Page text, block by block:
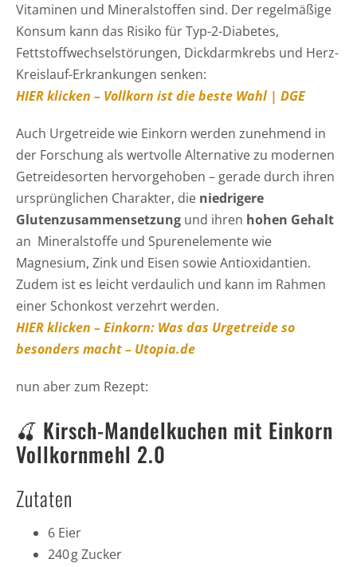
Vitaminen und Mineralstoffen sind. Der regelmäßige
Konsum kann das Risiko für Typ-2-Diabetes,
Fettstoffwechselstörungen, Dickdarmkrebs und Herz-
Kreislauf-Erkrankungen senken:
HIER klicken – Vollkorn ist die beste Wahl | DGE
Auch Urgetreide wie Einkorn werden zunehmend in
der Forschung als wertvolle Alternative zu modernen
Getreidesorten hervorgehoben – gerade durch ihren
ursprünglichen Charakter, die niedrigere
Glutenzusammensetzungund ihren hohen Gehalt
an Mineralstoffe und Spurenelemente wie
Magnesium, Zink und Eisen sowie Antioxidantien.
Zudem ist es leicht verdaulich und kann im Rahmen
einer Schonkost verzehrt werden.
HIER klicken – Einkorn: Was das Urgetreide so
besonders macht – Utopia.de
nun aber zum Rezept:
🍒 Kirsch-Mandelkuchen mit Einkorn
Vollkornmehl 2.0
Zutaten
6 Eier
240 g Zucker